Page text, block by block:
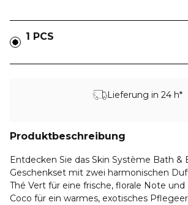
1 PCS
Lieferung in 24 h*
Produktbeschreibung
Entdecken Sie das Skin Système Bath &
Geschenkset mit zwei harmonischen
Thé Vert für eine frische, florale Note und
Coco für ein warmes, exotisches